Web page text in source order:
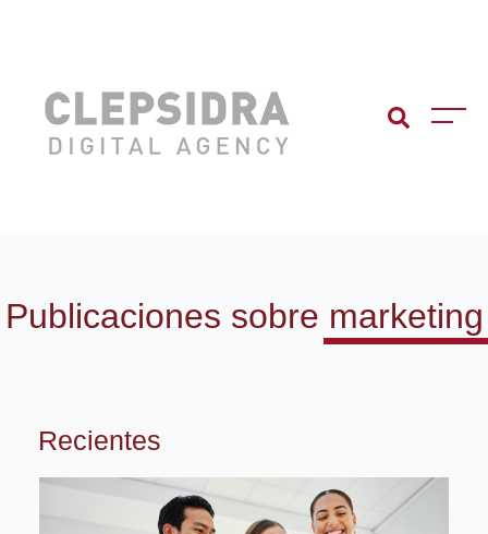
Publicaciones sobre marketing
Recientes